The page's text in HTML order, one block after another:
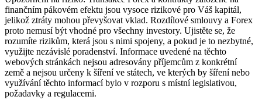
finančním pákovém efektu jsou vysoce rizikové pro Váš kapitál,
jelikož ztráty mohou převyšovat vklad. Rozdílové smlouvy a Forex
proto nemusí být vhodné pro všechny investory. Ujistěte se, že
rozumíte rizikům, která jsou s nimi spojeny, a pokud je to nezbytné,
využijte nezávislé poradenství. Informace uvedené na těchto
webových stránkách nejsou adresovány příjemcům z konkrétní
země a nejsou určeny k šíření ve státech, ve kterých by šíření nebo
využívání těchto informací bylo v rozporu s místní legislativou,
požadavky a regulacemi.